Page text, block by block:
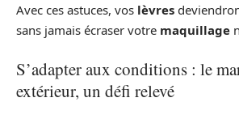
Avec ces astuces, vos lèvres
sans jamais écraser votre maquillage
S’adapter aux conditions : le
extérieur, un défi relevé